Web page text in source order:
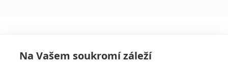
Na Vašem soukromí záleží